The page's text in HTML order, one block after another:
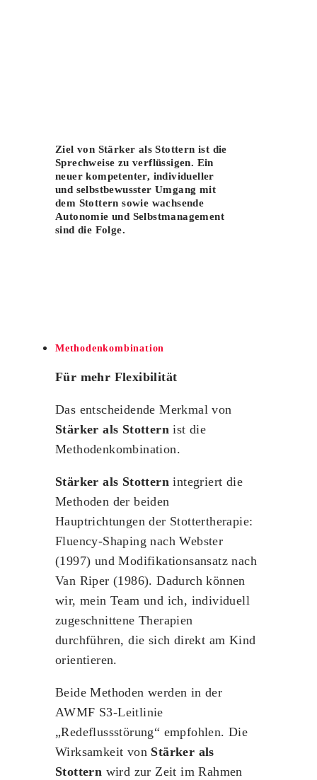
Ziel von Stärker als Stottern ist die
Sprechweise zu verflüssigen. Ein
neuer kompetenter, individueller
und selbstbewusster Umgang mit
dem Stottern sowie wachsende
Autonomie und Selbstmanagement
sind die Folge.
Methodenkombination
Für mehr Flexibilität
Das entscheidende Merkmal von
Stärker als Stottern ist die
Methodenkombination.
Stärker als Stottern integriert die
Methoden der beiden
Hauptrichtungen der Stottertherapie:
Fluency-Shaping nach Webster
(1997) und Modifikationsansatz nach
Van Riper (1986). Dadurch können
wir, mein Team und ich, individuell
zugeschnittene Therapien
durchführen, die sich direkt am Kind
orientieren.
Beide Methoden werden in der
AWMF S3-Leitlinie
„Redeflussstörung“ empfohlen. Die
Wirksamkeit von Stärker als
Stottern wird zur Zeit im Rahmen